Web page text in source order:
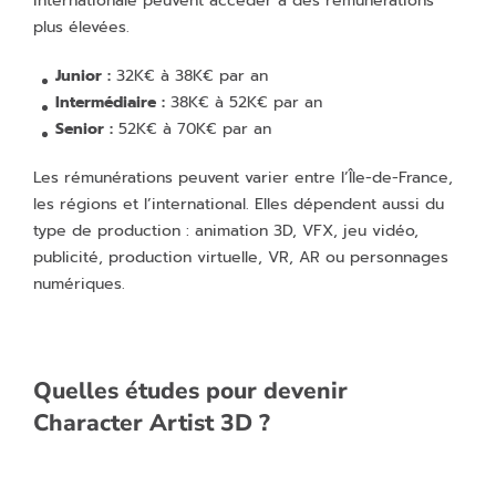
plus élevées.
Junior : 32K€ à 38K€ par an
Intermédiaire : 38K€ à 52K€ par an
Senior : 52K€ à 70K€ par an
Les rémunérations peuvent varier entre l’Île-de-France,
les régions et l’international. Elles dépendent aussi du
type de production : animation 3D, VFX, jeu vidéo,
publicité, production virtuelle, VR, AR ou personnages
numériques.
Quelles études pour devenir
Character Artist 3D ?